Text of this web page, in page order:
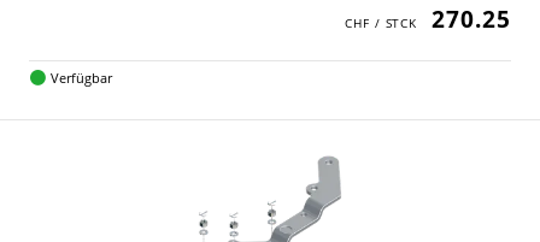
270.25
Verfügbar